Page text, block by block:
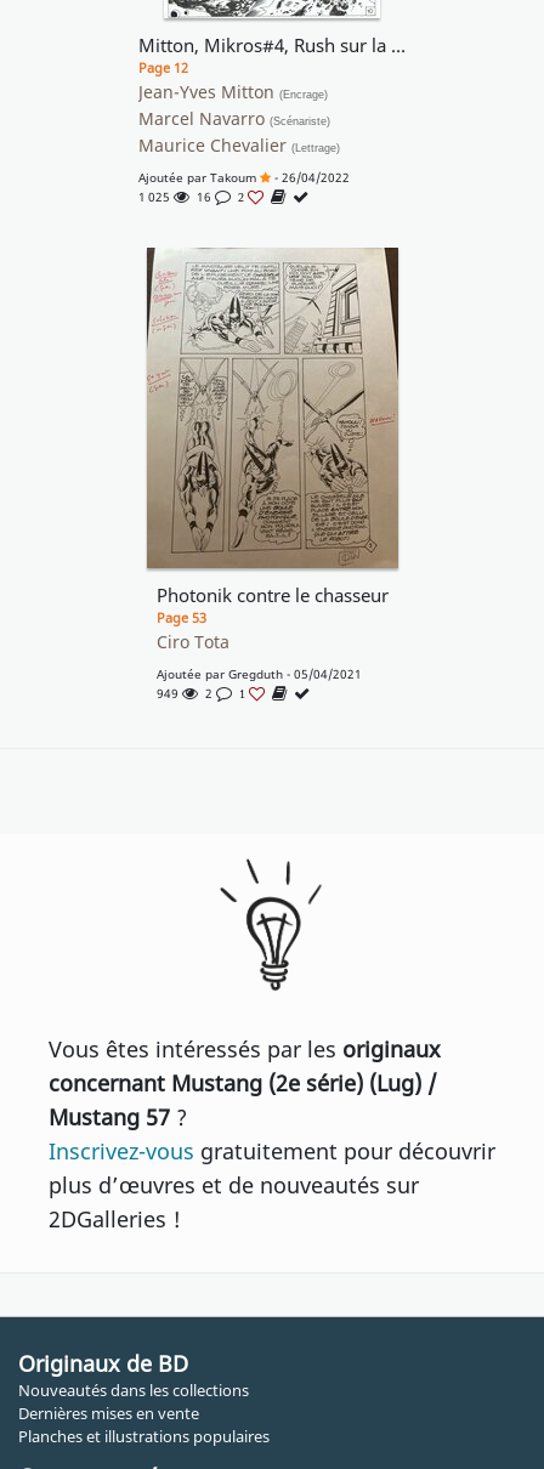
Mitton, Mikros#4, Rush sur la Ruche, planche n°10, Mustang#57, 1980.
Page 12
Jean-Yves Mitton (Encrage)
Marcel Navarro (Scénariste)
Maurice Chevalier (Lettrage)
Ajoutée par Takoum
- 26/04/2022
1 025
16 2
Photonik contre le chasseur
Page 53
Ciro Tota
Ajoutée par Gregduth- 05/04/2021
949
2 1
Vous êtes intéressés par les originaux
concernant Mustang (2e série) (Lug) /
Mustang 57 ?
Inscrivez-vous gratuitement pour découvrir
plus d’œuvres et de nouveautés sur
2DGalleries !
Originaux de BD
Nouveautés dans les collections
Dernières mises en vente
Planches et illustrations populaires